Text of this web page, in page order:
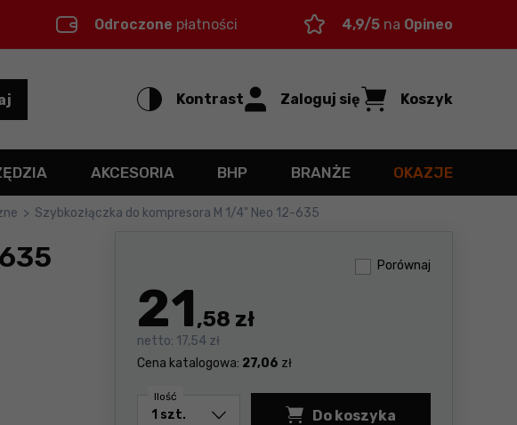
Odroczone płatności 4,9/5 na Opineo
Kontrast Zaloguj się Koszyk
AKCESORIA BHP BRANŻE OKAZJE
> Szybkozłączka do kompresora M 1/4" Neo 12-635
Porównaj
21,58 zł
netto: 17,54 zł
Cena katalogowa: 27,06 zł
Ilość
Do koszyka